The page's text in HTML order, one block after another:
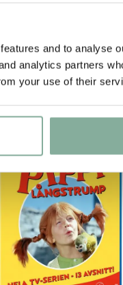
and to analyse
analytics partners
your use of their
Rövardotter Volym